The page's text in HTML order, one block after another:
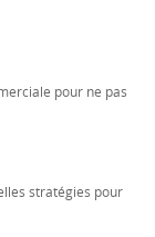
pour ne pas
stratégies pour